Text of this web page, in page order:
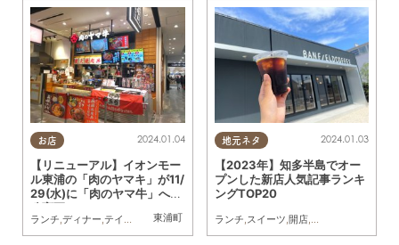
お店
東浦町
2024.01.04
【リニューアル】イオンモー
ル東浦の「肉のヤマキ」が11/
29(水)に「肉のヤマ牛」へ名
称変更
ランチ ディナー テイクアウト ,開店
地元ネタ 2024.01.03
【2023年】知多半島でオー
プンした新店人気記事ランキ
ングTOP20
ランチ スイーツ 開店,